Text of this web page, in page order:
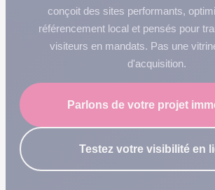
conçoit des sites performants,
référencement local et pensés pour
visiteurs en mandats. Pas une
d'acquisition.
Parlons de votre projet
Testez votre visibilité en